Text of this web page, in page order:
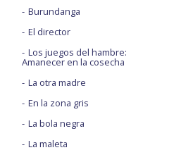
Burundanga
El director
Los juegos del hambre:
Amanecer en la cosecha
La otra madre
En la zona gris
La bola negra
La maleta